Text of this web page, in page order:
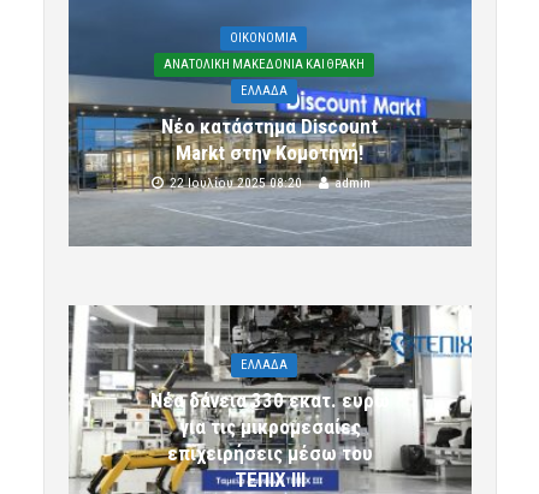
OIKONOMIA
ΑΝΑΤΟΛΙΚΗ ΜΑΚΕΔΟΝΙΑ ΚΑΙ ΘΡΑΚΗ
ΕΛΛΑΔΑ
Νέο κατάστημα Discount
Markt στην Κομοτηνή!
22 Ιουλίου 2025 08:20 admin
ΕΛΛΑΔΑ
Νέα δάνεια 330 εκατ. ευρώ
για τις μικρομεσαίες
επιχειρήσεις μέσω του
ΤΕΠΙΧ ΙΙΙ